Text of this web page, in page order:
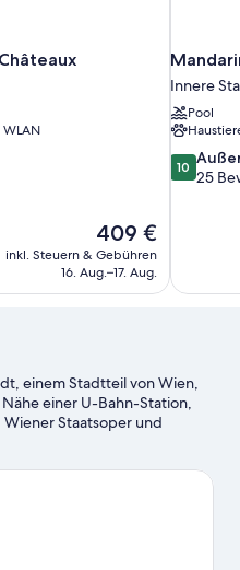
WLAN
Der
Preis
beträgt
409 €
inkl. Steuern & Gebühren
16. Aug.–17. Aug.
Innere
Pool
10.0
von
10
25
einem Stadtteil von Wien,
einer U-Bahn-Station,
Staatsoper und
Sehenswürdigkeiten,
und